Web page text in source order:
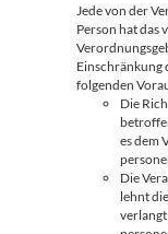
Jede von der
Person hat das
Einschränkung
folgenden
Die
es dem
Die
lehnt